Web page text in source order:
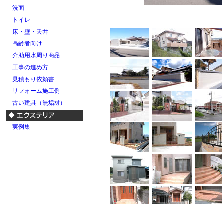
洗面
トイレ
床・壁・天井
高齢者向け
介助用水周り商品
工事の進め方
見積もり依頼書
リフォーム施工例
古い建具（無垢材）
実例集